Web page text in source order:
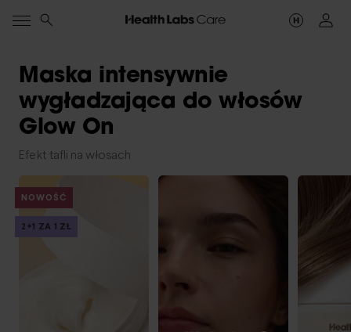
Efekt tafli na włosach
Maska intensywnie
wygładzająca do włosów
Glow On
NOWOŚĆ
2+1 ZA 1 ZŁ